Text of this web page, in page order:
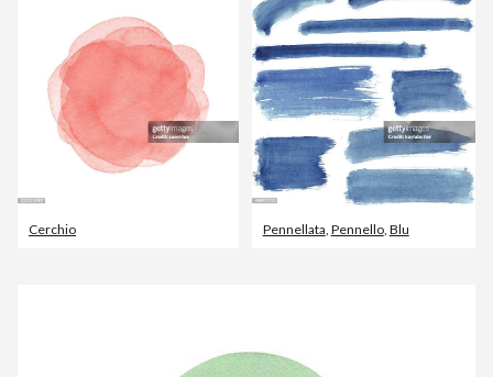
Cerchio Pennellata Pennello, Blu